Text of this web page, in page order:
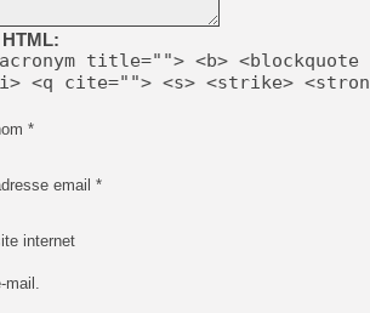
title=""> <b> <blockquote
<q cite=""> <s> <strike>
*
email *
internet
mail.